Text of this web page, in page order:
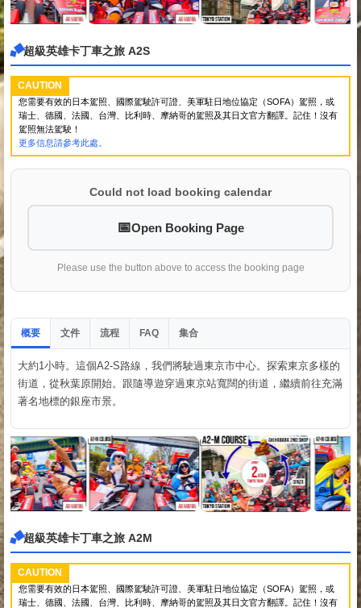
超級英雄卡丁車之旅 A2S
CAUTION
您需要有效的日本駕照、國際駕駛許可證、美軍駐日地位協定（SOFA）駕照，或
瑞士、德國、法國、台灣、比利時、摩納哥的駕照及其日文官方翻譯。記住！沒有
駕照無法駕駛！
更多信息請參考此處。
Could not load booking calendar
Open Booking Page
Please use the button above to access the booking page
概要 文件 流程 FAQ 集合
大約1小時。這個A2-S路線，我們將駛過東京市中心。探索東京多樣的
街道，從秋葉原開始。跟隨導遊穿過東京站寬闊的街道，繼續前往充滿
著名地標的銀座市景。
超級英雄卡丁車之旅 A2M
CAUTION
您需要有效的日本駕照、國際駕駛許可證、美軍駐日地位協定（SOFA）駕照，或
瑞士、德國、法國、台灣、比利時、摩納哥的駕照及其日文官方翻譯。記住！沒有